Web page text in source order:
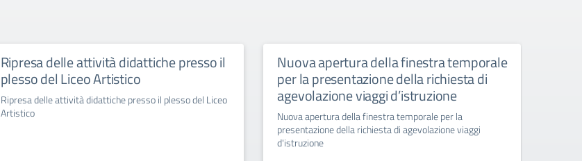
Ripresa delle attività didattiche presso il
plesso del Liceo Artistico
Ripresa delle attività didattiche presso il plesso del Liceo
Artistico
Nuova apertura della finestra temporale
per la presentazione della richiesta di
agevolazione viaggi d’istruzione
Nuova apertura della finestra temporale per la
presentazione della richiesta di agevolazione viaggi
d'istruzione